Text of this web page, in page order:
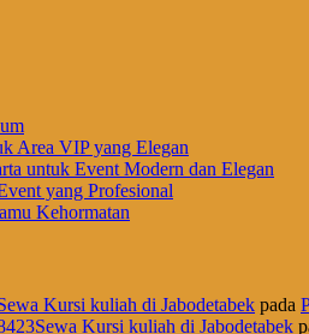
Area VIP yang Elegan
untuk Event Modern dan Elegan
yang Profesional
Kehormatan
Kursi kuliah di Jabodetabek pada
Kursi kuliah di Jabodetabek